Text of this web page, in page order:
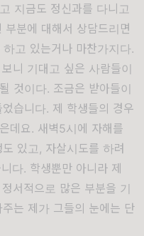
지금도 정신과를 다니고
분에 대해서 상담드리면
고 있는거나 마찬가지다.
니 기대고 싶은 사람들이
것이다. 조금은 받아들이
습니다. 제 학생들의 경우
데요. 새벽5시에 자해를
있고, 자살시도를 하려
다. 학생뿐만 아니라 제
서적으로 많은 부분을 기
는 제가 그들의 눈에는 단